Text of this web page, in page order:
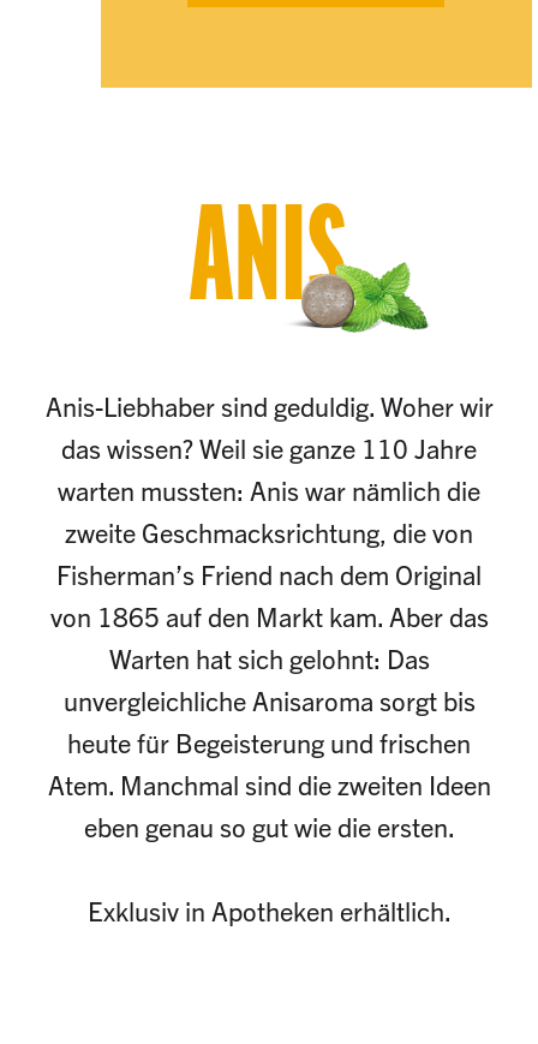
ANIS
Anis-Liebhaber sind geduldig. Woher wir
das wissen? Weil sie ganze 110 Jahre
warten mussten: Anis war nämlich die
zweite Geschmacksrichtung, die von
Fisherman’s Friend nach dem Original
von 1865 auf den Markt kam. Aber das
Warten hat sich gelohnt: Das
unvergleichliche Anisaroma sorgt bis
heute für Begeisterung und frischen
Atem. Manchmal sind die zweiten Ideen
eben genau so gut wie die ersten.
Exklusiv in Apotheken erhältlich.